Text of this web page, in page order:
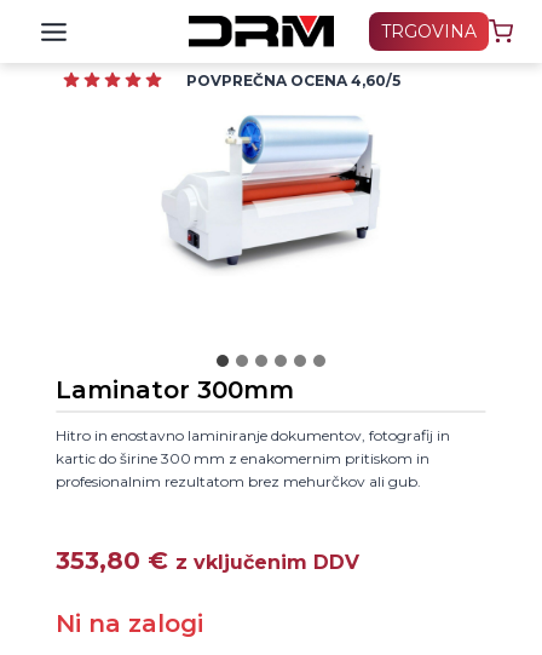
content
TRGOVINA
POVPREČNA OCENA 4,60/5
Laminator 300mm
Hitro in enostavno laminiranje dokumentov, fotografij in
kartic do širine 300 mm z enakomernim pritiskom in
profesionalnim rezultatom brez mehurčkov ali gub.
353,80 € z vključenim DDV
Ni na zalogi